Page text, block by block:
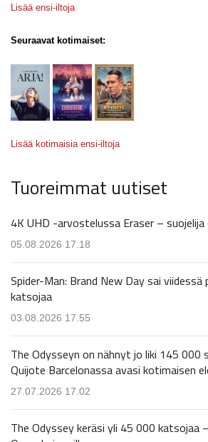
Lisää ensi-iltoja
Seuraavat kotimaiset:
Lisää kotimaisia ensi-iltoja
Tuoreimmat uutiset
4K UHD -arvostelussa Eraser – suojelija
05.08.2026 17.18
Spider-Man: Brand New Day sai
katsojaa
03.08.2026 17.55
The Odysseyn on nähnyt jo liki 145 000
Quijote Barcelonassa avasi kotimaisen
27.07.2026 17.02
The Odyssey keräsi yli 45 000 katsojaa